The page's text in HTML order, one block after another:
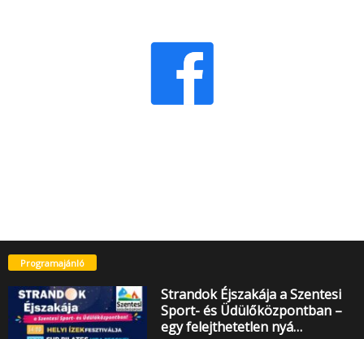
Programajánló
Strandok Éjszakája a Szentesi
Sport- és Üdülőközpontban –
egy felejthetetlen nyá…